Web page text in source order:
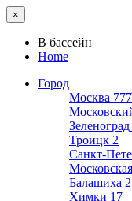
×
В бассейн
Home
Город
Москва 777
Зеленоград
Троицк 2
Санкт-
Балашиха
Химки 17